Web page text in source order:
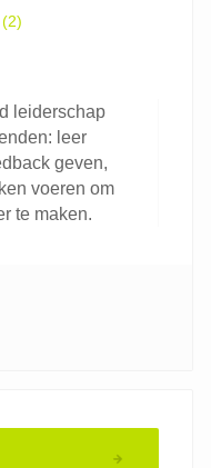
(2)
leiderschap
leer
geven,
voeren om
te maken.